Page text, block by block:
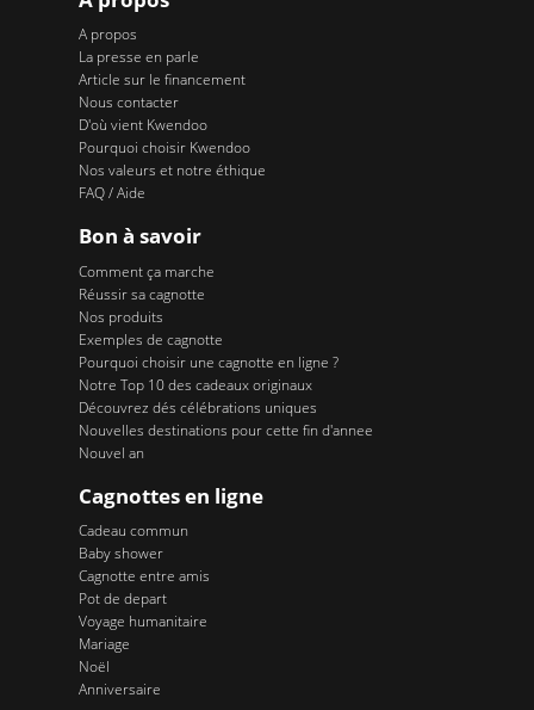
A propos
La presse en parle
Article sur le financement
Nous contacter
D'où vient Kwendoo
Pourquoi choisir Kwendoo
Nos valeurs et notre éthique
FAQ / Aide
Bon à savoir
Comment ça marche
Réussir sa cagnotte
Nos produits
Exemples de cagnotte
Pourquoi choisir une cagnotte en ligne ?
Notre Top 10 des cadeaux originaux
Découvrez dés célébrations uniques
Nouvelles destinations pour cette fin d'annee
Nouvel an
Cagnottes en ligne
Cadeau commun
Baby shower
Cagnotte entre amis
Pot de depart
Voyage humanitaire
Mariage
Noël
Anniversaire